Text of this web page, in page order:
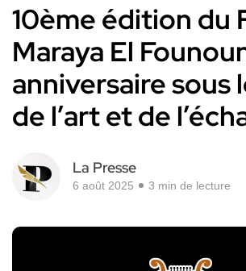
10ème édition du
Maraya El
anniversaire sous
de l’art et de
La Presse
6 août 2025 3 min de lecture